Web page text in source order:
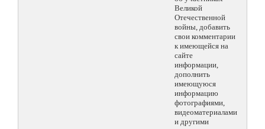
Великой
Отечественной
войны, добавить
свои комментарии
к имеющейся на
сайте
информации,
дополнить
имеющуюся
информацию
фотографиями,
видеоматериалами
и другими